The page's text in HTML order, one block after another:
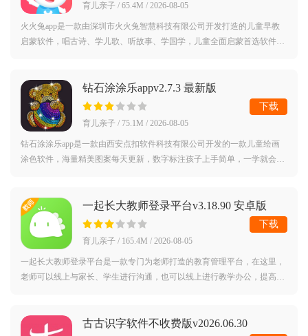
育儿亲子 / 65.4M / 2026-08-05
火火兔app是一款由深圳市火火兔智慧科技有限公司开发打造的儿童早教
启蒙软件，唱古诗、学儿歌、听故事、学国学，儿童全面启蒙首选软件。
钻石涂涂乐appv2.7.3 最新版
育儿亲子 / 75.1M / 2026-08-05
钻石涂涂乐app是一款由西安点扣软件科技有限公司开发的一款儿童绘画
涂色软件，海量精美图案每天更新，数字标注孩子上手简单，一学就会，
下载
一起长大教师登录平台v3.18.90 安卓版
育儿亲子 / 165.4M / 2026-08-05
一起长大教师登录平台是一款专门为老师打造的教育管理平台，在这里，
老师可以线上与家长、学生进行沟通，也可以线上进行教学办公，提高工
下载
古古识字软件不收费版v2026.06.30